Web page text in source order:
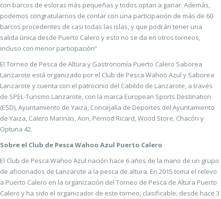
con barcos de esloras más pequeñas y todos optan a ganar. Además,
podemos congratularnos de contar con una participación de más de 60
barcos procedentes de casi todas las islas, y que podrán tener una
salida única desde Puerto Calero y esto no se da en otros torneos,
incluso con menor participación”
El Torneo de Pesca de Altura y Gastronomía Puerto Calero Saborea
Lanzarote está organizado por el Club de Pesca Wahoo Azul y Saborea
Lanzarote y cuenta con el patrocinio del Cabildo de Lanzarote, a través
de SPEL-Turismo Lanzarote, con la marca European Sports Destination
(ESD), Ayuntamiento de Yaiza, Concejalía de Deportes del Ayuntamiento
de Yaiza, Calero Marinas, Aon, Pernod Ricard, Wood Store, Chacón y
Optuna 42.
Sobre el Club de Pesca Wahoo Azul Puerto Calero
El Club de Pesca Wahoo Azul nación hace 6 años de la mano de un grupo
de aficionados de Lanzarote a la pesca de altura. En 2015 toma el relevo
a Puerto Calero en la organización del Torneo de Pesca de Altura Puerto
Calero y ha sido el organizador de este torneo, clasificable, desde hace 3